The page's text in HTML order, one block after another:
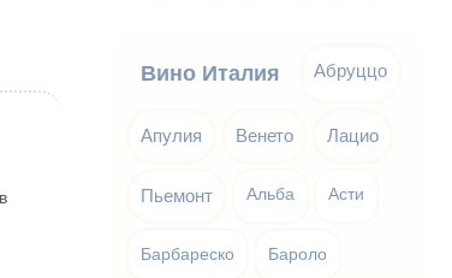
Вино Италия Абруццо
Апулия Венето Лацио
Пьемонт Альба Асти
Барбареско Бароло